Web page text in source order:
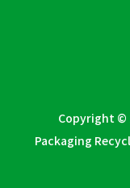
Copyright ©
Packaging